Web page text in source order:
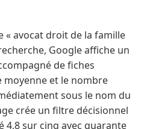
« avocat droit de la famille
Google affiche un
de fiches
moyenne et le nombre
sous le nom du
crée un filtre décisionnel
4,8 sur cinq avec quarante